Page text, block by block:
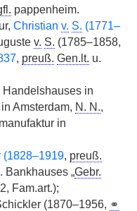
pappenheim.
Christian v. S. (1771–
v. S. (1785–1858,
, preuß. Gen.lt. u.
Handelshauses in
in Amsterdam, N. N.,
in
(1828–1919, preuß.
Bankhauses „Gebr.
Fam.art.);
(1870–1956, ⚭